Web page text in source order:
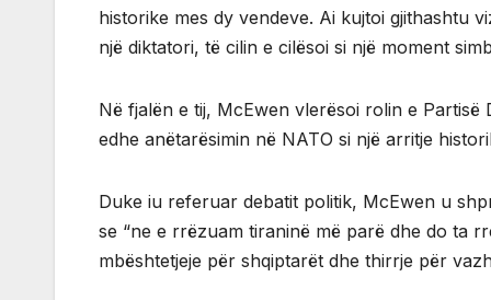
historike mes dy vendeve. Ai kujtoi gjithashtu
një diktatori, të cilin e cilësoi si një moment
Në fjalën e tij, McEwen vlerësoi rolin e
edhe anëtarësimin në NATO si një arritje
Duke iu referuar debatit politik, McEwen u
se “ne e rrëzuam tiraninë më parë dhe do ta
mbështetjeje për shqiptarët dhe thirrje për